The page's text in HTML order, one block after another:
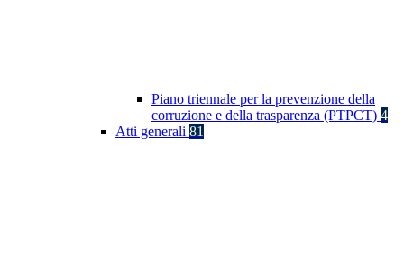
Piano triennale per la prevenzione della
corruzione e della trasparenza (PTPCT) 4
Atti generali 81